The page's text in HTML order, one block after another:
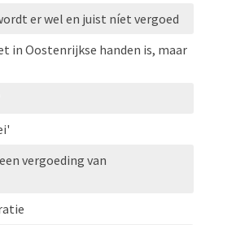
er wel en juist níet vergoed
in Oostenrijkse handen is, maar
vergoeding van